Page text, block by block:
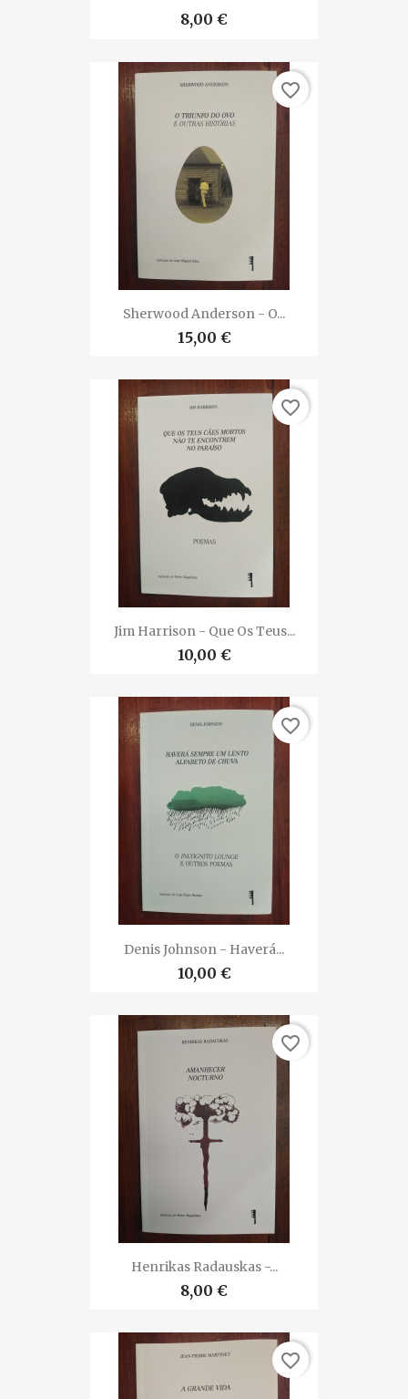
8,00 €
Sherwood Anderson - O...
15,00 €
favorite_border
Jim Harrison - Que Os Teus...
10,00 €
favorite_border
Denis Johnson - Haverá...
10,00 €
favorite_border
Henrikas Radauskas -...
8,00 €
favorite_border
favorite_border